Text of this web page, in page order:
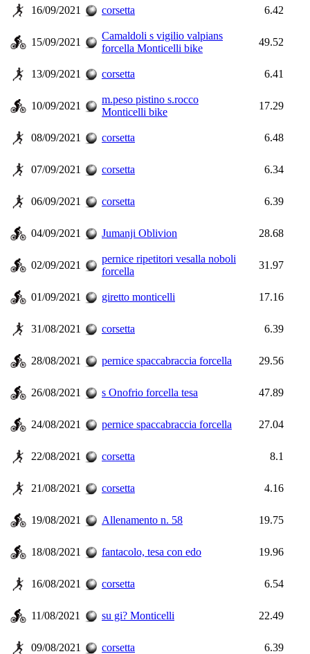
16/09/2021 corsetta 6.42
15/09/2021
Camaldoli s vigilio valpians
forcella Monticelli bike
49.52
13/09/2021 corsetta 6.41
10/09/2021
m.peso pistino s.rocco
Monticelli bike
17.29
08/09/2021 corsetta 6.48
07/09/2021 corsetta 6.34
06/09/2021 corsetta 6.39
04/09/2021 Jumanji Oblivion 28.68
02/09/2021
pernice ripetitori vesalla noboli
forcella
31.97
01/09/2021 giretto monticelli 17.16
31/08/2021 corsetta 6.39
28/08/2021 pernice spaccabraccia forcella 29.56
26/08/2021 s Onofrio forcella tesa 47.89
24/08/2021 pernice spaccabraccia forcella 27.04
22/08/2021 corsetta 8.1
21/08/2021 corsetta 4.16
19/08/2021 Allenamento n. 58 19.75
18/08/2021 fantacolo, tesa con edo 19.96
16/08/2021 corsetta 6.54
11/08/2021 su gi? Monticelli 22.49
09/08/2021 corsetta 6.39